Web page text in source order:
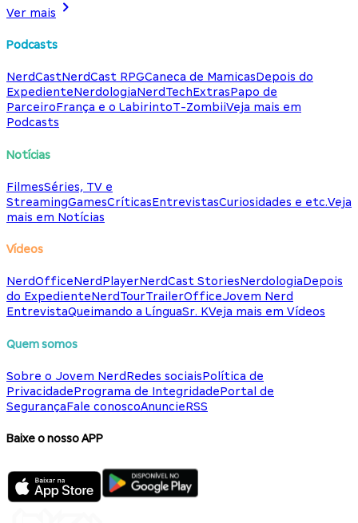
Ver mais
Podcasts
NerdCastNerdCast RPGCaneca de MamicasDepois do
ExpedienteNerdologiaNerdTechExtrasPapo de
ParceiroFrança e o LabirintoT-ZombiiVeja mais em
Podcasts
Notícias
FilmesSéries, TV e
StreamingGamesCríticasEntrevistasCuriosidades e etc.Veja
mais em Notícias
Vídeos
NerdOfficeNerdPlayerNerdCast StoriesNerdologiaDepois
do ExpedienteNerdTourTrailerOfficeJovem Nerd
EntrevistaQueimando a LínguaSr. KVeja mais em Vídeos
Quem somos
Sobre o Jovem NerdRedes sociaisPolítica de
PrivacidadePrograma de IntegridadePortal de
SegurançaFale conoscoAnuncieRSS
Baixe o nosso APP